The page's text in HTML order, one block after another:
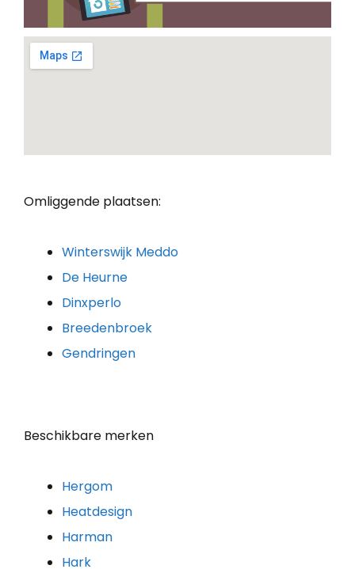
Omliggende plaatsen:
Winterswijk Meddo
De Heurne
Dinxperlo
Breedenbroek
Gendringen
Beschikbare merken
Hergom
Heatdesign
Harman
Hark